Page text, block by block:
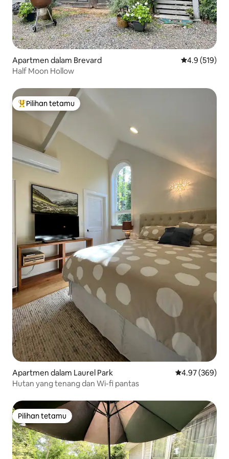
Apartmen dalam Brevard Penarafan
4.9 (519)
Half Moon Hollow
Pilihan utama tetamu
Pilihan tetamu
Apartmen dalam Laurel Park Penarafan
4.97 (369)
Hutan yang tenang dan Wi-fi pantas
Pilihan tetamu
Pilihan tetamu